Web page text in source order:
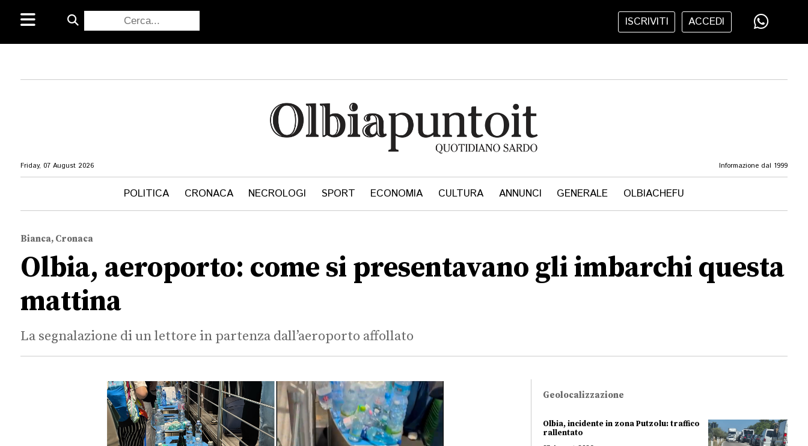
ISCRIVITI ACCEDI
Friday, 07 August 2026 Informazione dal 1999
POLITICA CRONACA NECROLOGI SPORT ECONOMIA CULTURA ANNUNCI GENERALE OLBIACHEFU
Bianca, Cronaca
Olbia, aeroporto: come si presentavano gli imbarchi questa
mattina
La segnalazione di un lettore in partenza dall’aeroporto affollato
Geolocalizzazione
Olbia, incidente in zona Putzolu: traffico
rallentato